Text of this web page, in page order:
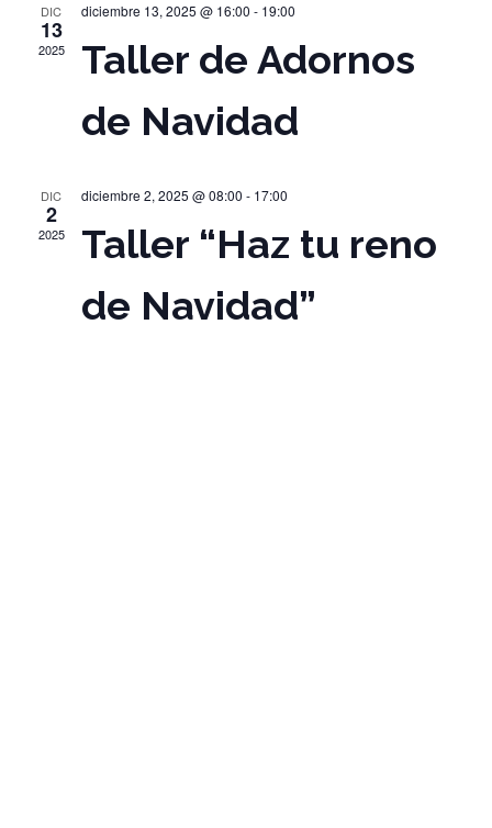
DIC
13
2025
diciembre 13, 2025 @ 16:00 - 19:00
Taller de Adornos
de Navidad
DIC
2
2025
diciembre 2, 2025 @ 08:00 - 17:00
Taller “Haz tu reno
de Navidad”